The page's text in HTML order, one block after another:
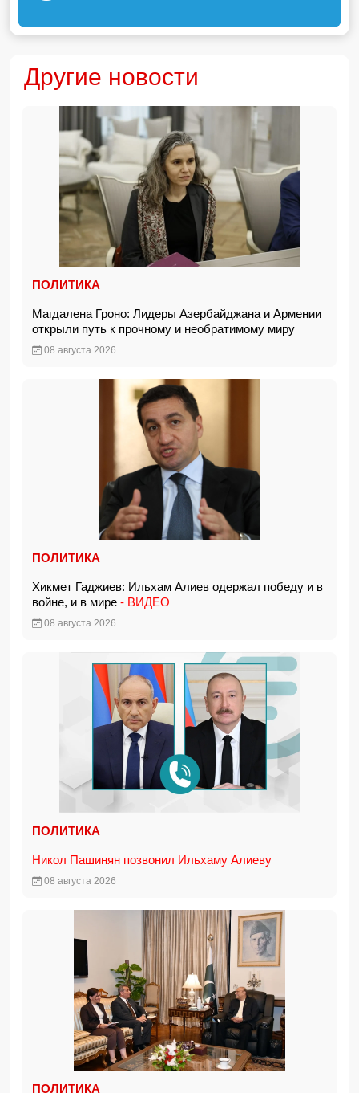
Другие новости
ПОЛИТИКА
Магдалена Гроно: Лидеры Азербайджана и Армении
открыли путь к прочному и необратимому миру
08 августа 2026
ПОЛИТИКА
Хикмет Гаджиев: Ильхам Алиев одержал победу и в
войне, и в мире - ВИДЕО
08 августа 2026
ПОЛИТИКА
Никол Пашинян позвонил Ильхаму Алиеву
08 августа 2026
ПОЛИТИКА